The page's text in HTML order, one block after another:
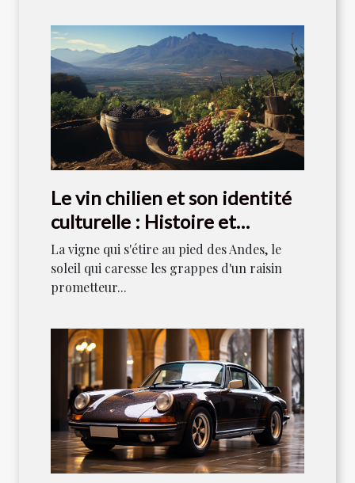
Le vin chilien et son identité
culturelle : Histoire et
tradition
La vigne qui s'étire au pied des Andes, le
soleil qui caresse les grappes d'un raisin
prometteur...